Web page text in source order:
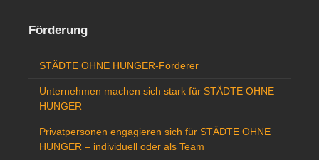
Förderung
STÄDTE OHNE HUNGER-Förderer
Unternehmen machen sich stark für STÄDTE OHNE
HUNGER
Privatpersonen engagieren sich für STÄDTE OHNE
HUNGER – individuell oder als Team